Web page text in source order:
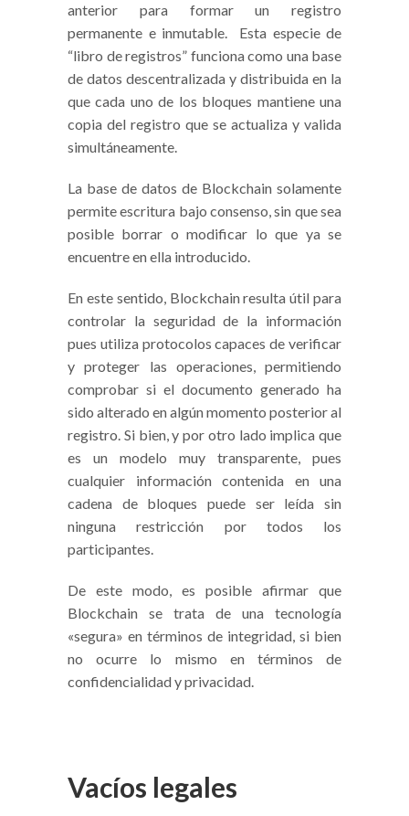
anterior para formar un registro
permanente e inmutable. Esta especie de
“libro de registros” funciona como una base
de datos descentralizada y distribuida en la
que cada uno de los bloques mantiene una
copia del registro que se actualiza y valida
simultáneamente.
La base de datos de Blockchain solamente
permite escritura bajo consenso, sin que sea
posible borrar o modificar lo que ya se
encuentre en ella introducido.
En este sentido, Blockchain resulta útil para
controlar la seguridad de la información
pues utiliza protocolos capaces de verificar
y proteger las operaciones, permitiendo
comprobar si el documento generado ha
sido alterado en algún momento posterior al
registro. Si bien, y por otro lado implica que
es un modelo muy transparente, pues
cualquier información contenida en una
cadena de bloques puede ser leída sin
ninguna restricción por todos los
participantes.
De este modo, es posible afirmar que
Blockchain se trata de una tecnología
«segura» en términos de integridad, si bien
no ocurre lo mismo en términos de
confidencialidad y privacidad.
Vacíos legales